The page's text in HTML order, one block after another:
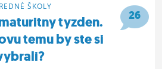
26
ŠKOLY
tyzden.
temu by ste si